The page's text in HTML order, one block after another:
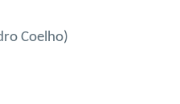
Coelho)